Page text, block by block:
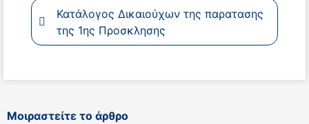
Κατάλογος Δικαιούχων της παρατασης
της 1ης Προσκλησης
Μοιραστείτε το άρθρο